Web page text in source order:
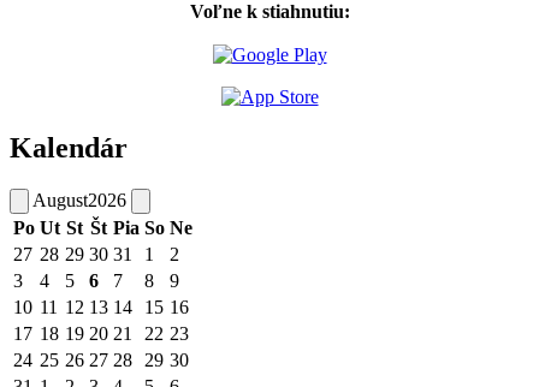
Voľne k stiahnutiu:
Kalendár
August2026
Po Ut St Št Pia So Ne
27 28 29 30 31 1
2
3
4 5 6 7 8
9
10 11 12 13 14 15 16
17 18 19 20 21 22 23
24 25 26 27 28 29 30